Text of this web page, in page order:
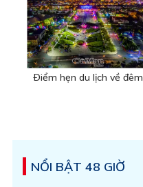
Ðiểm hẹn du lịch về đêm
NỔI BẬT 48 GIỜ